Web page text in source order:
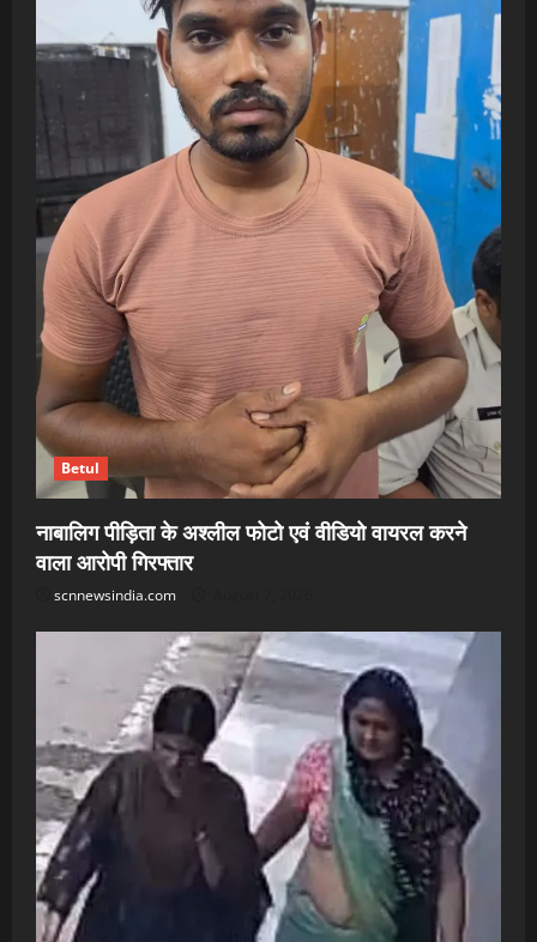
Betul
नाबालिग पीड़िता के अश्लील फोटो एवं वीडियो वायरल करने
वाला आरोपी गिरफ्तार
scnnewsindia.com